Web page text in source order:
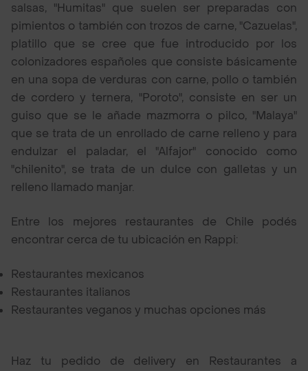
salsas, "Humitas" que suelen ser preparadas con
pimientos o también con trozos de carne, "Cazuelas",
platillo que se cree que fue introducido por los
colonizadores españoles que consiste básicamente
en una sopa de verduras con carne, pollo o también
de cordero y ternera, "Poroto", consiste en ser un
guiso que se le añade mazmorra o pilco, "Malaya"
que se trata de un enrollado de carne relleno y para
endulzar el paladar, el "Alfajor" conocido como
"chilenito", se trata de un dulce con galletas y un
relleno llamado manjar.
Entre los mejores restaurantes de Chile podés
encontrar cerca de tu ubicación en Rappi:
Restaurantes mexicanos
Restaurantes italianos
Restaurantes veganos y muchas opciones más
Haz tu pedido de delivery en Restaurantes a